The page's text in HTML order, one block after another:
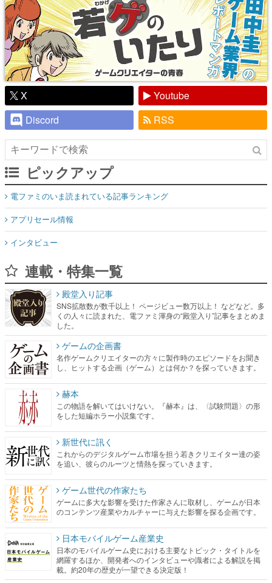
X
Youtube
Discord
RSS
ピックアップ
電ファミのいま読まれている記事ランキング
アプリセール情報
インタビュー
連載・特集一覧
殿堂入り記事
SNS拡散数が数千以上！ ページビュー数万以上！ などなど。多
くの人々に読まれた、電ファミ渾身の“殿堂入り”記事をまとめま
した。
ゲームの企画書
名作ゲームクリエイターの方々に製作時のエピソードをお聞き
し、ヒットする企画（ゲーム）とは何か？を探っていきます。
赫本
この物語を解いてはいけない。『赫本』は、〈試験問題〉の形
をした短編ホラー小説集です。
新世代に訊く
これからのデジタルゲーム市場を担う若きクリエイター達の姿
を追い、彼らのルーツと情熱を探っていきます。
ゲーム世代の作家たち
ゲームに多大な影響を受けた作家さんに取材し、ゲームが日本
のコンテンツ産業やカルチャーに与えた影響を探る企画です。
日本モバイルゲーム産業史
日本のモバイルゲーム史における主要なトピック・タイトルを
網羅するほか、開発者へのインタビューや識者による解説を掲
載。約20年の歴史が一望できる決定版！